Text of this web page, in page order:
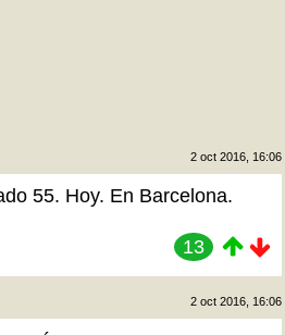
2 oct 2016, 16:06
55. Hoy. En Barcelona.
13
2 oct 2016, 16:06